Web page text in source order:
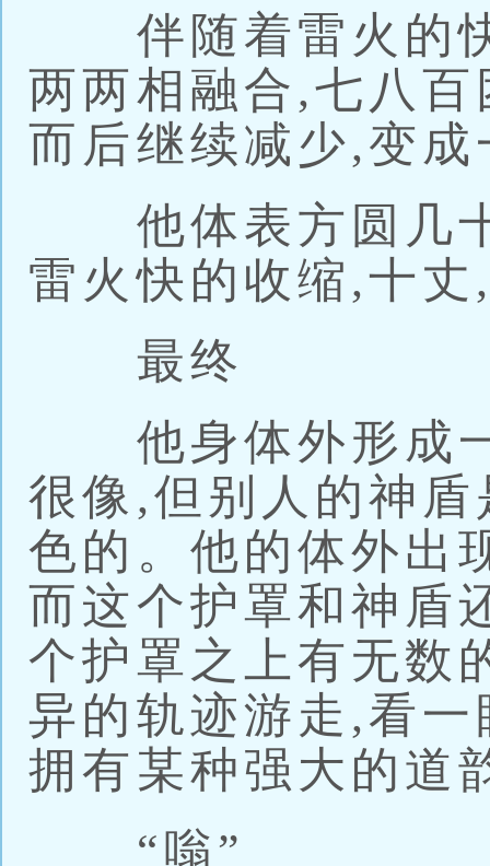
伴随着雷火的快
两两相融合,七八
而后继续减少,变
他体表方圆几十
雷火快的收缩,十
最终
他身体外形成一
很像,但别人的神
色的。他的体外出
而这个护罩和神盾
个护罩之上有无数
异的轨迹游走,看
拥有某种强大的道
“嗡”